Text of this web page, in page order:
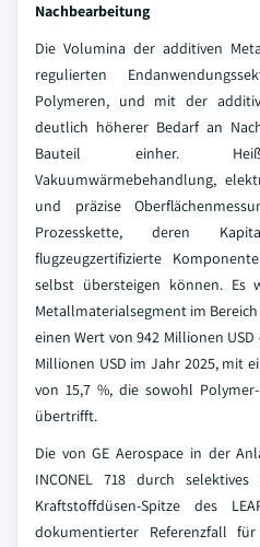
Nachbearbeitung
Die Volumina der additiven
regulierten
Polymeren, und mit der
deutlich höherer Bedarf an
Bauteil einher.
Vakuumwärmebehandlung,
und präzise
Prozesskette, deren
flugzeugzertifizierte
selbst übersteigen können. Es
Metallmaterialsegment im
einen Wert von 942 Millionen
Millionen USD im Jahr 2025, mit
von 15,7 %, die sowohl
übertrifft.
Die von GE Aerospace in der
INCONEL 718 durch selektives
Kraftstoffdüsen-Spitze des
dokumentierter Referenzfall